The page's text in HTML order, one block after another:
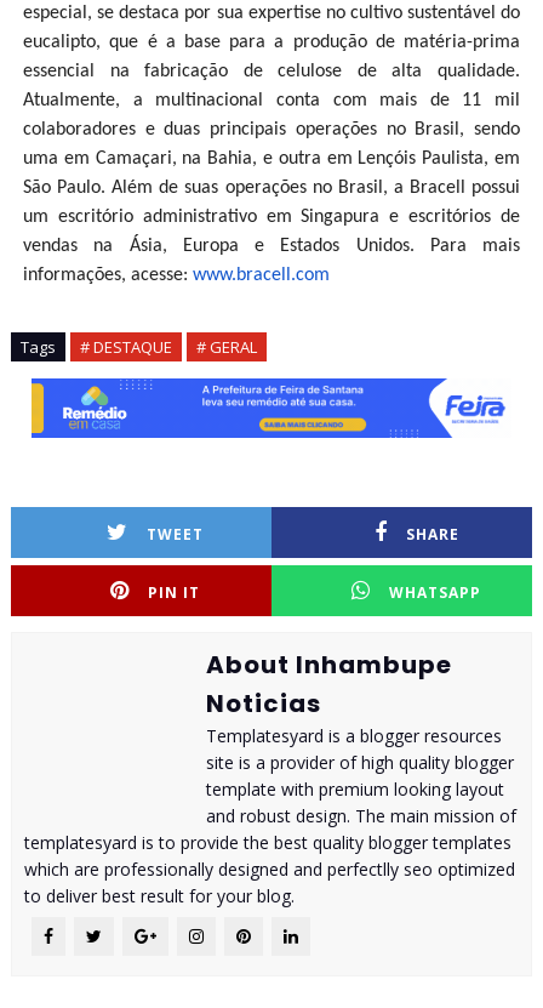
especial, se destaca por sua expertise no cultivo sustentável do
eucalipto, que é a base para a produção de matéria-prima
essencial na fabricação de celulose de alta qualidade.
Atualmente, a multinacional conta com mais de 11 mil
colaboradores e duas principais operações no Brasil, sendo
uma em Camaçari, na Bahia, e outra em Lençóis Paulista, em
São Paulo. Além de suas operações no Brasil, a Bracell possui
um escritório administrativo em Singapura e escritórios de
vendas na Ásia, Europa e Estados Unidos. Para mais
informações, acesse:www.bracell.com
Tags # DESTAQUE # GERAL
TWEET SHARE
PIN IT WHATSAPP
About Inhambupe
Noticias
Templatesyard is a blogger resources
site is a provider of high quality blogger
template with premium looking layout
and robust design. The main mission of
templatesyard is to provide the best quality blogger templates
which are professionally designed and perfectlly seo optimized
to deliver best result for your blog.